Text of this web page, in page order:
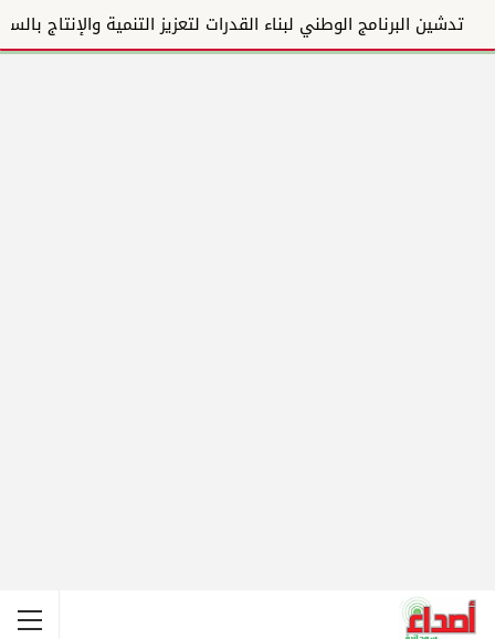
تدشين البرنامج الوطني لبناء القدرات لتعزيز التنمية والإنتاج بالسودان